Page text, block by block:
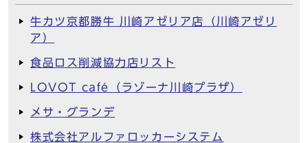
牛カツ京都勝牛 川崎アゼリア店（川崎アゼリ
ア）
食品ロス削減協力店リスト
LOVOT café（ラゾーナ川崎プラザ）
メサ・グランデ
株式会社アルファロッカーシステム